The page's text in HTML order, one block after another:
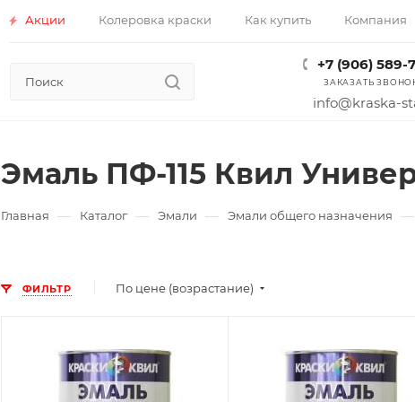
Акции Колеровка краски Как купить Компания
+7 (906) 589-
ЗАКАЗАТЬ
info@kraska-
Эмаль ПФ-115 Квил
Главная — Каталог — Эмали — Эмали общего назначения —
ФИЛЬТР По цене (возрастание)
Бетон, ГВЛ, Гипс,
Гипсокартон,
Бетон, ГВЛ, Гипс,
Гипсокартон,